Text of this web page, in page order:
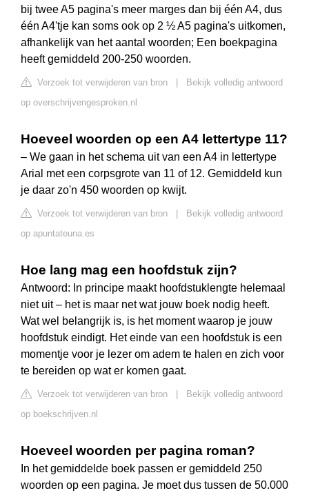
bij twee A5 pagina's meer marges dan bij één A4, dus
één A4'tje kan soms ook op 2 ½ A5 pagina's uitkomen,
afhankelijk van het aantal woorden; Een boekpagina
heeft gemiddeld 200-250 woorden.
Verzoek tot verwijderen van bron
Bekijk volledig antwoord
op overschrijvengesproken.nl
Hoeveel woorden op een A4 lettertype 11?
– We gaan in het schema uit van een A4 in lettertype
Arial met een corpsgrote van 11 of 12. Gemiddeld kun
je daar zo'n 450 woorden op kwijt.
Verzoek tot verwijderen van bron
Bekijk volledig antwoord
op apuntateuna.es
Hoe lang mag een hoofdstuk zijn?
Antwoord: In principe maakt hoofdstuklengte helemaal
niet uit – het is maar net wat jouw boek nodig heeft.
Wat wel belangrijk is, is het moment waarop je jouw
hoofdstuk eindigt. Het einde van een hoofdstuk is een
momentje voor je lezer om adem te halen en zich voor
te bereiden op wat er komen gaat.
Verzoek tot verwijderen van bron
Bekijk volledig antwoord
op boekschrijven.nl
Hoeveel woorden per pagina roman?
In het gemiddelde boek passen er gemiddeld 250
woorden op een pagina. Je moet dus tussen de 50.000